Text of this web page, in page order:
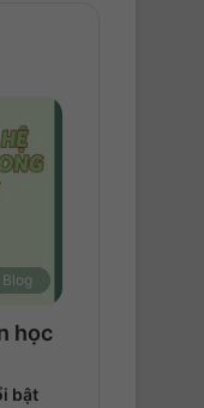
Blog
học
bật